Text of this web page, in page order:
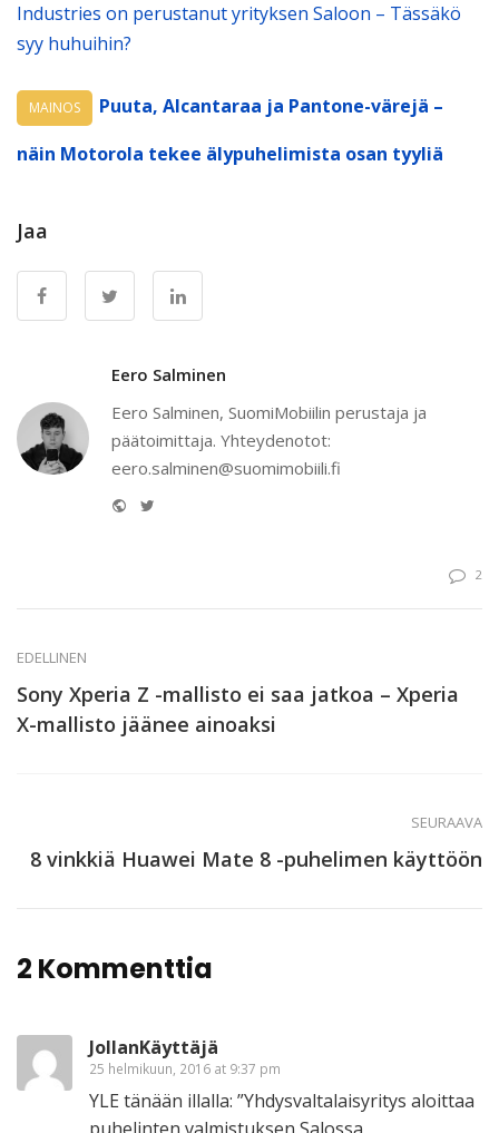
Industries on perustanut yrityksen Saloon – Tässäkö
syy huhuihin?
MAINOS
Puuta, Alcantaraa ja Pantone-värejä –
näin Motorola tekee älypuhelimista osan tyyliä
Jaa
Eero Salminen
Eero Salminen, SuomiMobiilin perustaja ja
päätoimittaja. Yhteydenotot:
eero.salminen@suomimobiili.fi
Website
2
EDELLINEN
Sony Xperia Z -mallisto ei saa jatkoa – Xperia
X-mallisto jäänee ainoaksi
SEURAAVA
8 vinkkiä Huawei Mate 8 -puhelimen käyttöön
2 Kommenttia
JollanKäyttäjä
25 helmikuun, 2016 at 9:37 pm
YLE tänään illalla: ”Yhdysvaltalaisyritys aloittaa
puhelinten valmistuksen Salossa